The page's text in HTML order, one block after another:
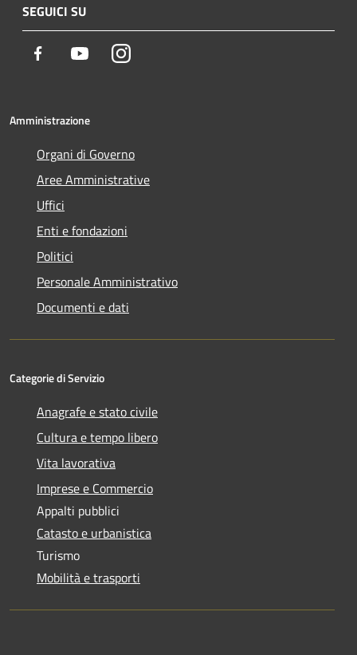
SEGUICI SU
Facebook YoutubeInstagram
Amministrazione
Organi di Governo
Aree Amministrative
Uffici
Enti e fondazioni
Politici
Personale Amministrativo
Documenti e dati
Categorie di Servizio
Anagrafe e stato civile
Cultura e tempo libero
Vita lavorativa
Imprese e Commercio
Appalti pubblici
Catasto e urbanistica
Turismo
Mobilità e trasporti